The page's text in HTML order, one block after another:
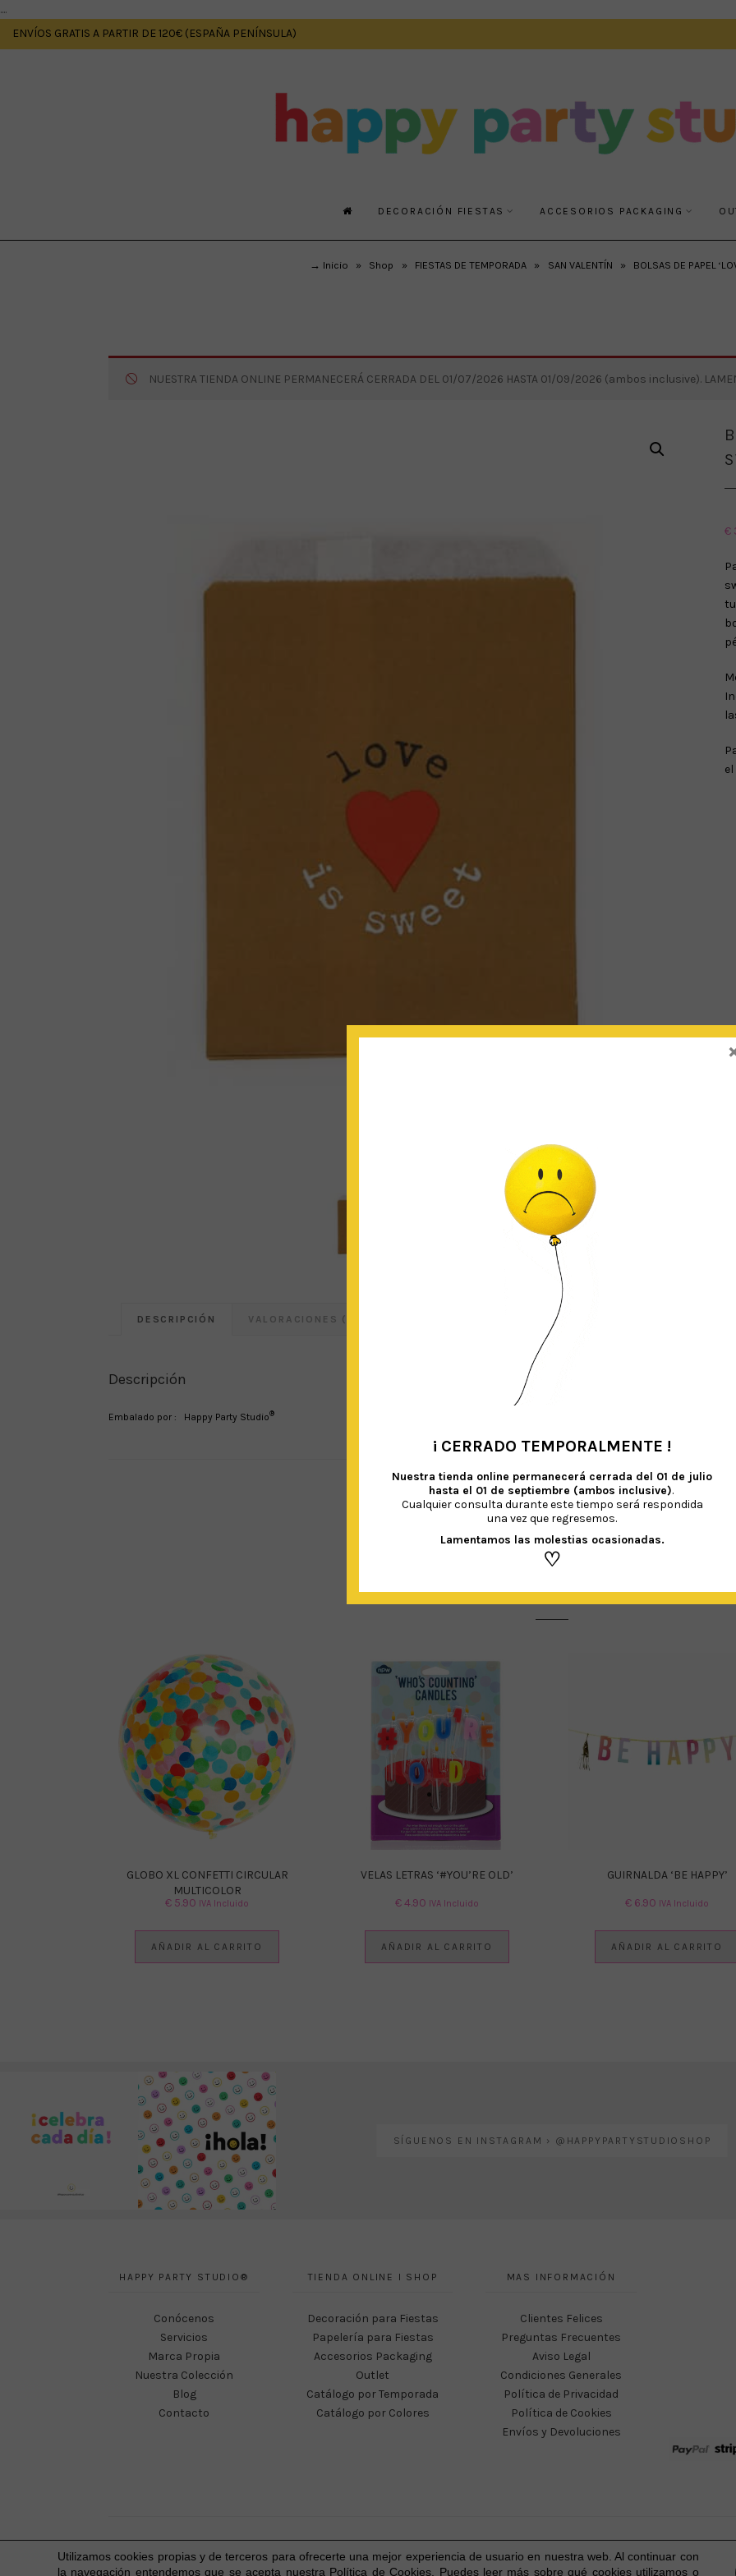
....
ENVÍOS GRATIS A PARTIR DE 120€ (ESPAÑA PENÍNSULA)
DECORACIÓN FIESTAS ACCESORIOS PACKAGING
→ Inicio » Shop » FIESTAS DE TEMPORADA » SAN VALENTÍN » BOLSAS DE PAPEL
NUESTRA TIENDA ONLINE PERMANECERÁ CERRADA DEL 01/07/2026 HASTA 01/09/2026 (ambos inclusive).
€
DESCRIPCIÓN VALORACIONES (0)
Descripción
Embalado por : Happy Party Studio®
PRODUCTOS RELACIONADOS
GLOBO XL CONFETTI CIRCULAR
MULTICOLOR
€ 5.90 IVA Incluido
AÑADIR AL CARRITO
VELAS LETRAS ‘#YOU’RE OLD’
€4.90 IVA Incluido
AÑADIR AL CARRITO
GUIRNALDA ‘BE HAPPY’
€ 6.90 IVA Incluido
AÑADIR AL CARRITO
SÍGUENOS EN INSTAGRAM › @HAPPYPARTYSTUDIOSHOP
HAPPY PARTY STUDIO®
Conócenos
Servicios
Marca Propia
Nuestra Colección
Blog
Contacto
TIENDA ONLINE I SHOP
Decoración para Fiestas
Papelería para Fiestas
Accesorios Packaging
Outlet
Catálogo por Temporada
Catálogo por Colores
MAS INFORMACIÓN
Clientes Felices
Preguntas Frecuentes
Aviso Legal
Condiciones Generales
Política de Privacidad
Política de Cookies
Envíos y Devoluciones
Happy Party Studio® 2023-2026 I © Todos los derechos reservados.
Utilizamos cookies propias y de terceros para ofrecerte una mejor experiencia de usuarioen nuestra web. Al continuar con
la navegación entendemos que se acepta nuestra Política de Cookies. Puedes leer más sobre qué cookies utilizamos o
¡ CERRADO TEMPORALMENTE !
Nuestra tienda online permanecerá cerrada del 01 de julio
hasta el 01 de septiembre (ambos inclusive).
Cualquier consulta durante este tiempo será respondida
una vez que regresemos.
Lamentamos las molestias ocasionadas.
♡